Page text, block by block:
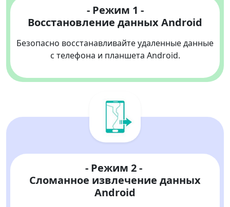
- Режим 1 -
Восстановление данных Android
Безопасно восстанавливайте удаленные данные
с телефона и планшета Android.
- Режим 2 -
Сломанное извлечение данных
Android